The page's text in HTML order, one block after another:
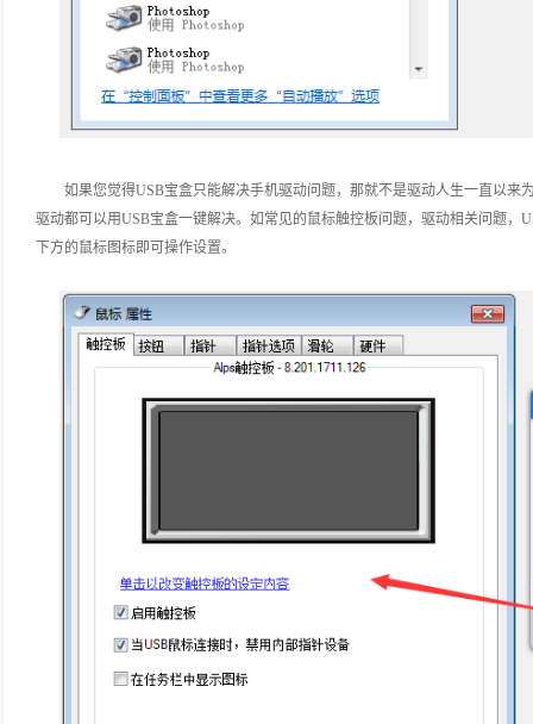
如果您觉得USB宝盒只能解决手机驱动问题，那就不是驱动人生一直以来
驱动都可以用USB宝盒一键解决。如常见的鼠标触控板问题，驱动相关问题，
下方的鼠标图标即可操作设置。